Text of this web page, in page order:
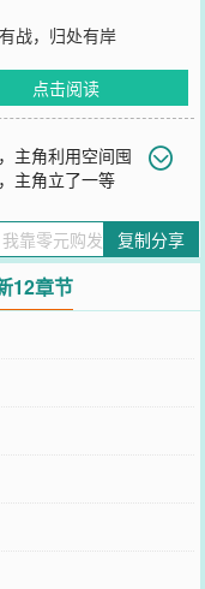
战，归处有岸
点击阅读
主角利用空间囤
主角立了一等
》还不错的话请不要忘记
复制分享
12章节